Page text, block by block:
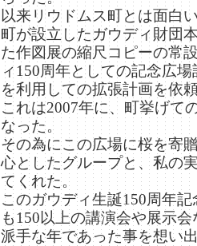
以来リウドムス町とは面白
町が設立したガウディ財団
た作図展の縮尺コピーの常
ィ150周年としての記念広
を利用しての拡張計画を依
これは2007年に、町挙げて
なった。
その為にこの広場に桜を寄
心としたグループと、私の
てくれた。
このガウディ生誕150周年
も150以上の講演会や展示
派手な年であった事を想い